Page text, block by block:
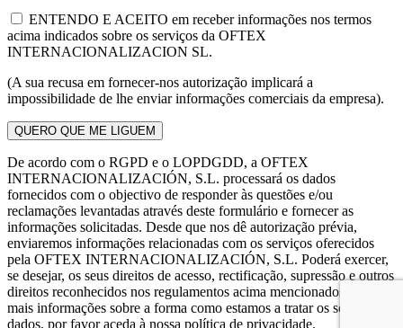
ENTENDO E ACEITO em receber informações nos termos
acima indicados sobre os serviços da OFTEX
INTERNACIONALIZACION SL.
(A sua recusa em fornecer-nos autorização implicará a
impossibilidade de lhe enviar informações comerciais da empresa).
De acordo com o RGPD e o LOPDGDD, a OFTEX
INTERNACIONALIZACIÓN, S.L. processará os dados
fornecidos com o objectivo de responder às questões e/ou
reclamações levantadas através deste formulário e fornecer as
informações solicitadas. Desde que nos dê autorização prévia,
enviaremos informações relacionadas com os serviços oferecidos
pela OFTEX INTERNACIONALIZACIÓN, S.L. Poderá exercer,
se desejar, os seus direitos de acesso, rectificação, supressão e outros
direitos reconhecidos nos regulamentos acima mencionados. Para
mais informações sobre a forma como estamos a tratar os seus
dados, por favor aceda à nossa política de privacidade.